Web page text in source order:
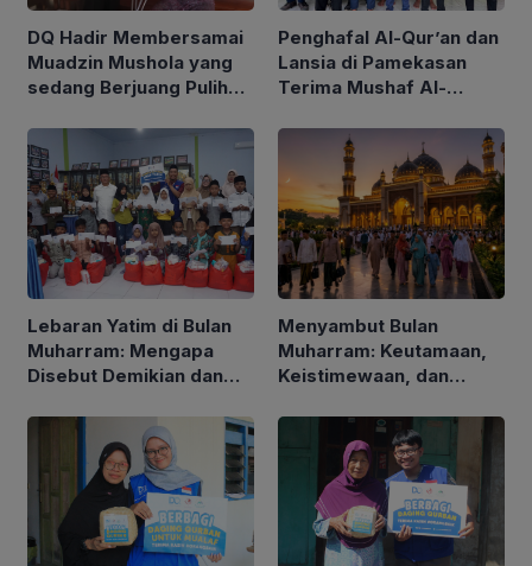
DQ Hadir Membersamai
Muadzin Mushola yang
sedang Berjuang Pulih
Penghafal Al-Qur’an dan
Lansia di Pamekasan
Terima Mushaf Al-
Lebaran Yatim di Bulan
Muharram: Mengapa
Disebut Demikian dan
Menyambut Bulan
Muharram: Keutamaan,
Keistimewaan, dan
bagi Umat Islam